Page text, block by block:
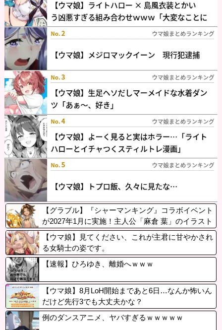
【グラブル】『シャーマンキング』コラボイベント
が2027年1月に実施！主人公「麻倉 葉」のイラスト
が公開に
【ウマ娘】見てください、これが主君に甘やかされ
る女騎士の姿です。
【速報】ひろゆき、離婚へｗｗｗ
【ウマ娘】8月LoH開始まであと6日…なんか怖いん
だけど先行3でも大丈夫かな？
例のダンスアニメ、ヤバすぎるｗｗｗｗｗ